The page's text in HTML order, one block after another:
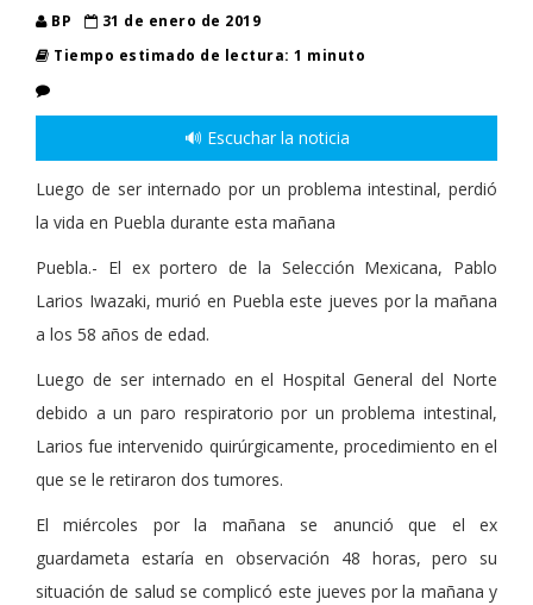
BP
31 de enero de 2019
Tiempo estimado de lectura: 1 minuto
🔊 Escuchar la noticia
Luego de ser internado por un problema intestinal, perdió
la vida en Puebla durante esta mañana
Puebla.- El ex portero de la Selección Mexicana, Pablo
Larios Iwazaki, murió en Puebla este jueves por la mañana
a los 58 años de edad.
Luego de ser internado en el Hospital General del Norte
debido a un paro respiratorio por un problema intestinal,
Larios fue intervenido quirúrgicamente, procedimiento en el
que se le retiraron dos tumores.
El miércoles por la mañana se anunció que el ex
guardameta estaría en observación 48 horas, pero su
situación de salud se complicó este jueves por la mañana y